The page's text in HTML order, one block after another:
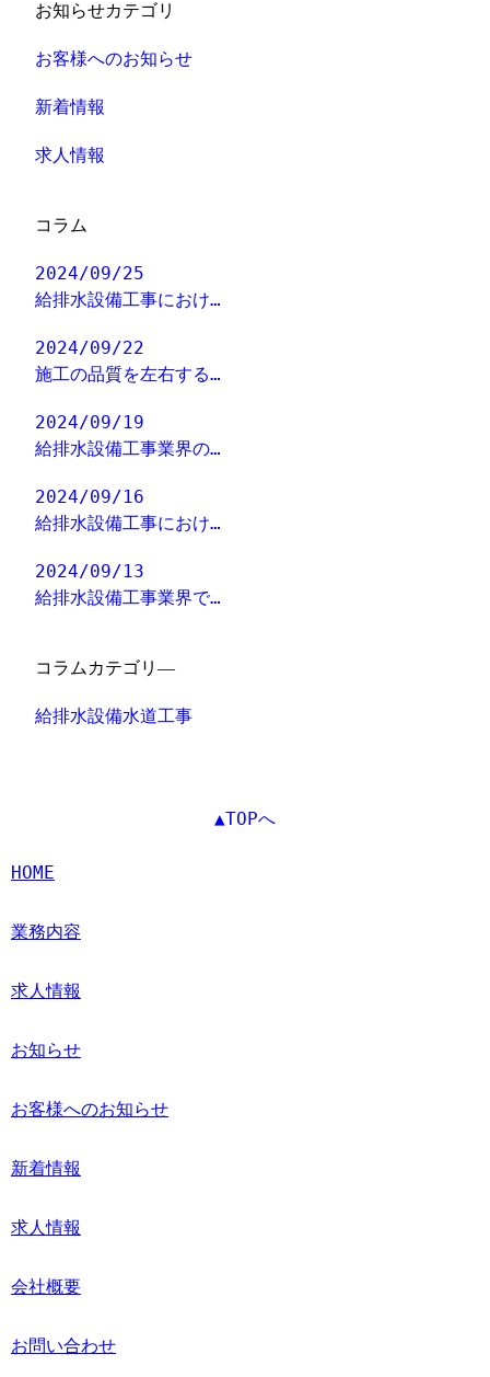
お知らせカテゴリ
お客様へのお知らせ
新着情報
求人情報
コラム
2024/09/25
給排水設備工事におけ…
2024/09/22
施工の品質を左右する…
2024/09/19
給排水設備工事業界の…
2024/09/16
給排水設備工事におけ…
2024/09/13
給排水設備工事業界で…
コラムカテゴリ―
給排水設備水道工事
▲TOPへ
HOME
業務内容
求人情報
お知らせ
お客様へのお知らせ
新着情報
求人情報
会社概要
お問い合わせ